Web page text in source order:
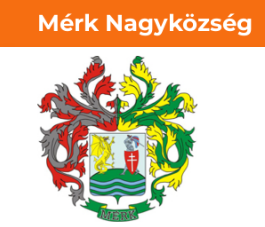
Mérk Nagyközség